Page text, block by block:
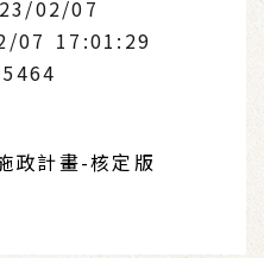
02/07
07 17:01:29
政計畫-核定版